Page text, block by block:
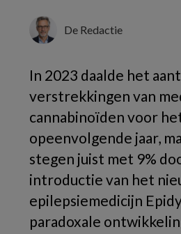
De Redactie
In 2023 daalde het
verstrekkingen van
cannabinoïden voor
opeenvolgende jaar,
stegen juist met 9%
introductie van het
epilepsiemedicijn
paradoxale